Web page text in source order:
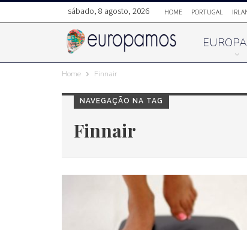
sábado, 8 agosto, 2026 HOME PORTUGAL
Home Finnair
NAVEGAÇÃO NA TAG
Finnair